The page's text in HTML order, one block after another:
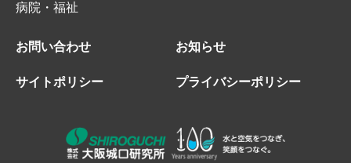
病院・福祉
お問い合わせ お知らせ
サイトポリシー プライバシーポリシー